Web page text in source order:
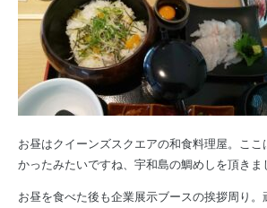
お昼はクイーンズスクエアの和食料理屋。こ
かったみたいですね、宇和島の鯛めしを頂きま
お昼を食べた後も企業展示ブースの挨拶周り。